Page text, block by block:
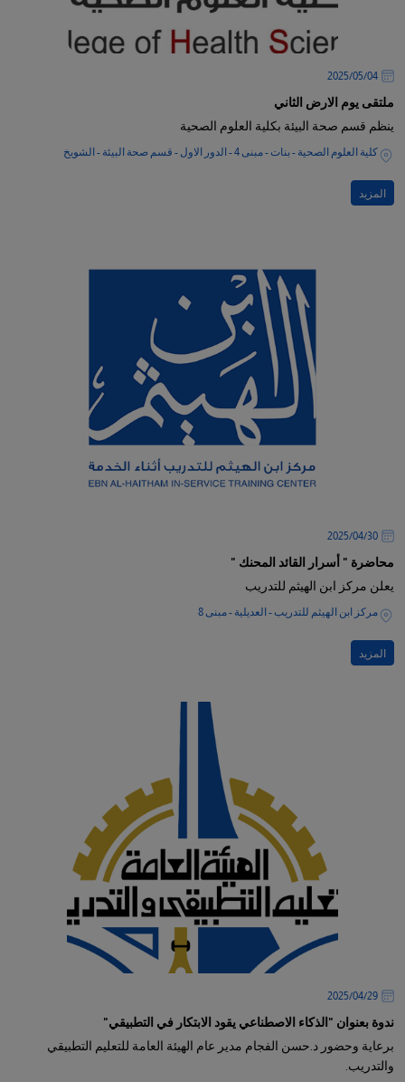
04‏/05‏/2025
ملتقى يوم الارض الثاني
ينظم قسم صحة البيئة بكلية العلوم الصحية
كلية العلوم الصحية - بنات - مبنى 4 - الدور الاول - قسم صحة البيئة - الشويخ
المزيد
30‏/04‏/2025
محاضرة " أسرار القائد المحنك "
يعلن مركز ابن الهيثم للتدريب
مركز ابن الهيثم للتدريب - العديلية - مبنى 8
المزيد
29‏/04‏/2025
ندوة بعنوان "الذكاء الاصطناعي يقود الابتكار في التطبيقي"
برعاية وحضور د.حسن الفجام مدير عام الهيئة العامة للتعليم التطبيقي
والتدريب.